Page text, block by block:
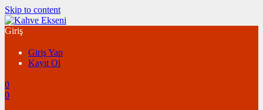
Skip to content
Giriş
Giriş Yap
Kayıt Ol
0
0